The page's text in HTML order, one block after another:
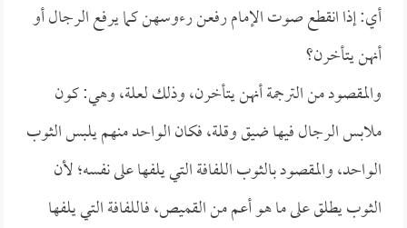
أي: إذا انقطع صوت الإمام رفعن رءوسهن كما يرفع الرجال أو
أنهن يتأخرن؟
والمقصود من الترجمة أنهن يتأخرن، وذلك لعلة، وهي: كون
ملابس الرجال فيها ضيق وقلة، فكان الواحد منهم يلبس الثوب
الواحد، والمقصود بالثوب اللفافة التي يلفها على نفسه؛ لأن
الثوب يطلق على ما هو أعم من القميص، فاللفافة التي يلفها